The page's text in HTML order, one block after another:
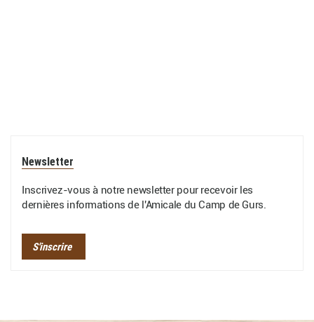
Newsletter
Inscrivez-vous à notre newsletter pour recevoir les
dernières informations de l'Amicale du Camp de Gurs.
S'inscrire